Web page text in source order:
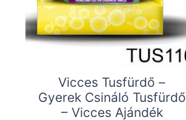
Vicces Tusfürdő –
Gyerek Csináló Tusfürdő
– Vicces Ajándék